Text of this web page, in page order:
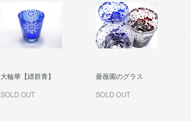
大輪華【縹群青】
SOLD OUT
薔薇園のグラス
SOLD OUT